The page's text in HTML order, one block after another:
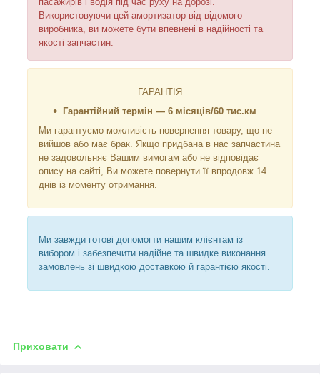
Використовуючи цей амортизатор від відомого
виробника, ви можете бути впевнені в надійності та
якості запчастин.
ГАРАНТІЯ
Гарантійний термін — 6 місяців/60 тис.км
Ми гарантуємо можливість повернення товару, що не
вийшов або має брак. Якщо придбана в нас запчастина
не задовольняє Вашим вимогам або не відповідає
опису на сайті, Ви можете повернути її впродовж 14
днів із моменту отримання.
Ми завжди готові допомогти нашим клієнтам із
вибором і забезпечити надійне та швидке виконання
замовлень зі швидкою доставкою й гарантією якості.
Приховати